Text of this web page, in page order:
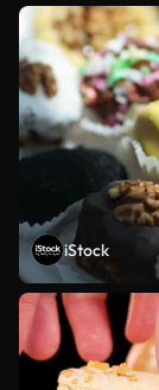
iStock